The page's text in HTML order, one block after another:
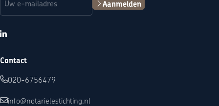
Aanmelden
LinkedIn
Contact
020-6756479
info@notarielestichting.nl